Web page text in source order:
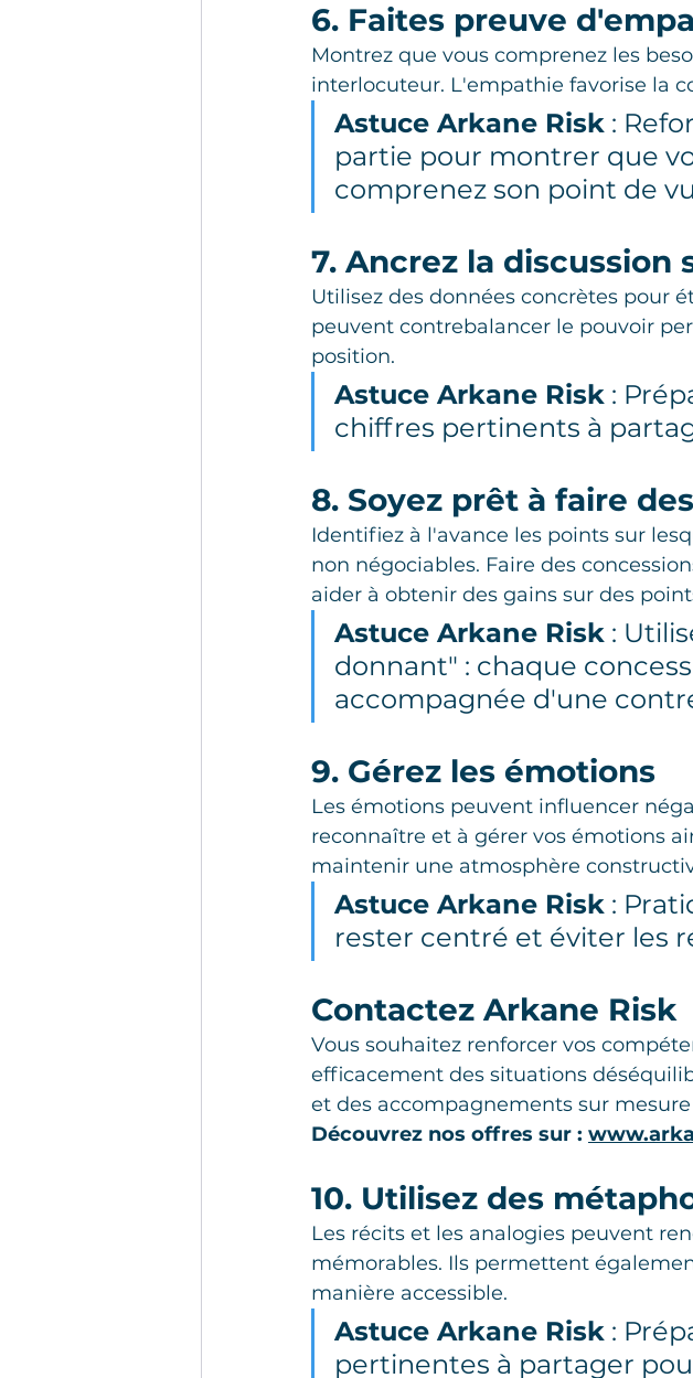
6. Faites preuve
Montrez que vous comprenez les
interlocuteur. L'empathie favorise la
Astuce Arkane Risk :
partie pour montrer que
comprenez son point de
7. Ancrez la discussion
Utilisez des données concrètes pour
peuvent contrebalancer le pouvoir
position.
Astuce Arkane Risk :
chiffres pertinents à
8. Soyez prêt à faire des
Identifiez à l'avance les points sur
non négociables. Faire des
aider à obtenir des gains sur des
Astuce Arkane Risk :
donnant" : chaque
accompagnée d'une
9. Gérez les émotions
Les émotions peuvent influencer
reconnaître et à gérer vos émotions
maintenir une atmosphère
Astuce Arkane Risk :
rester centré et éviter les
Contactez Arkane Risk
Vous souhaitez renforcer vos
efficacement des situations
et des accompagnements sur
Découvrez nos offres sur :
10. Utilisez des
Les récits et les analogies peuvent
mémorables. Ils permettent
manière accessible.
Astuce Arkane Risk :
pertinentes à partager